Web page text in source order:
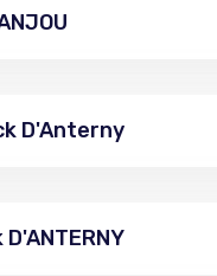
D'Anterny